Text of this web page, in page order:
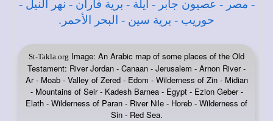
St-Takla.org Image: An Arabic map of some places of the Old
Testament: River Jordan - Canaan - Jerusalem - Arnon River -
Ar - Moab - Valley of Zered - Edom - Wilderness of Zin - Midian
- Mountains of Seir - Kadesh Barnea - Egypt - Ezion Geber -
Elath - Wilderness of Paran - River Nile - Horeb - Wilderness of
Sin - Red Sea.